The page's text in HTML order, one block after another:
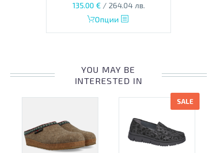
135.00 € / 264.04 лв.
Опции
This
product
variants.
The
chosen
YOU MAY BE
INTERESTED IN
SALE